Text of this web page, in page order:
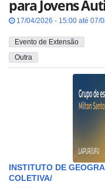
para Jovens
17/04/2026 - 15:00 até 07/
Evento de Extensão
Outra
INSTITUTO DE
COLETIVA/